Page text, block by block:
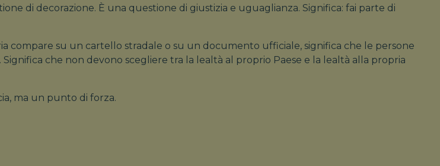
di decorazione. È una questione di giustizia e uguaglianza. Significa: fai parte di
compare su un cartello stradale o su un documento ufficiale, significa che le persone
che non devono scegliere tra la lealtà al proprio Paese e la lealtà alla propria
ma un punto di forza.